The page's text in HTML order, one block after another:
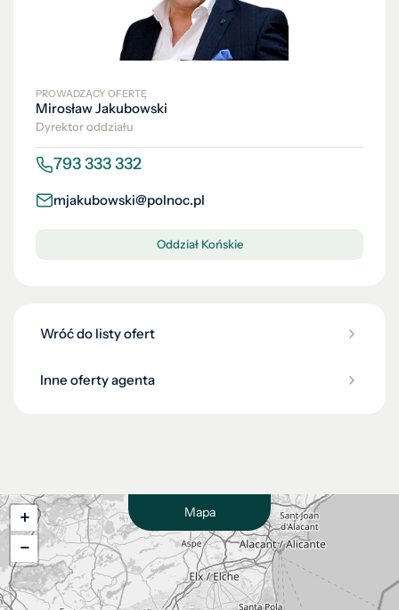
PROWADZĄCY OFERTĘ
Mirosław Jakubowski
Dyrektor oddziału
793 333 332
mjakubowski@polnoc.pl
Oddział Końskie
Wróć do listy ofert
Inne oferty agenta
Mapa
+
−